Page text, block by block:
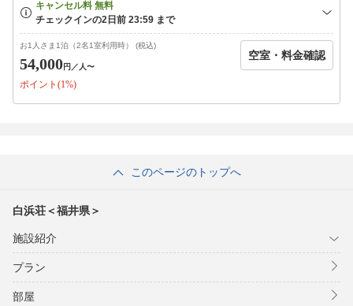
☆☆お子様連れのお客様☆☆
11月中旬頃まで、無料でみかんの収穫体験できます♪
◆ペット対応◆
大切なペットとは、お部屋までご一緒に。（ゲージ持ち込み可。
ペット料金無料にて宿泊）ご夕食もペットと一緒に。
本館とは入り口から別です。エサ等はお客様の方でご用意願いま
ＴＶをはじめ各メディアでもおなじみの「むきむきみっちゃん」
頂きます。（やむを得ずお伺い出来ない場合は代わりに二代目が
お伺いいたします）みっちゃんの妙技と楽しいトークをぜひ生で
ご体感ください♪
お1人さま1泊（2名1室利用時） (税込)
54,000円 ／人〜
ポイント(1%)
空室・料金確認
このページのトップへ
白浜荘＜福井県＞
施設紹介
プラン
部屋